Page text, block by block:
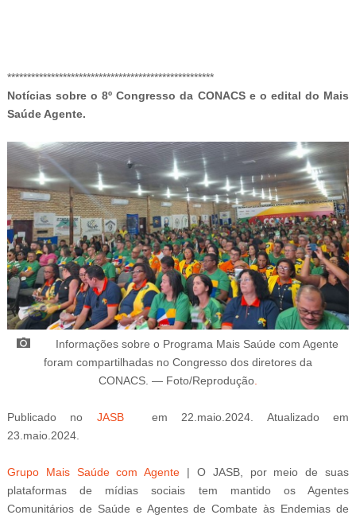
****************************************************
Notícias sobre o 8º Congresso da CONACS e o edital do Mais
Saúde Agente.
Informações sobre o Programa Mais Saúde com Agente
foram compartilhadas no Congresso dos diretores da
CONACS. — Foto/Reprodução.
Publicado no JASB em 22.maio.2024. Atualizadoem
23.maio.2024.
Grupo Mais Saúde com Agente | O JASB, por meio de suas
plataformas de mídias sociais tem mantido os Agentes
Comunitários de Saúde e Agentes de Combate às Endemias de